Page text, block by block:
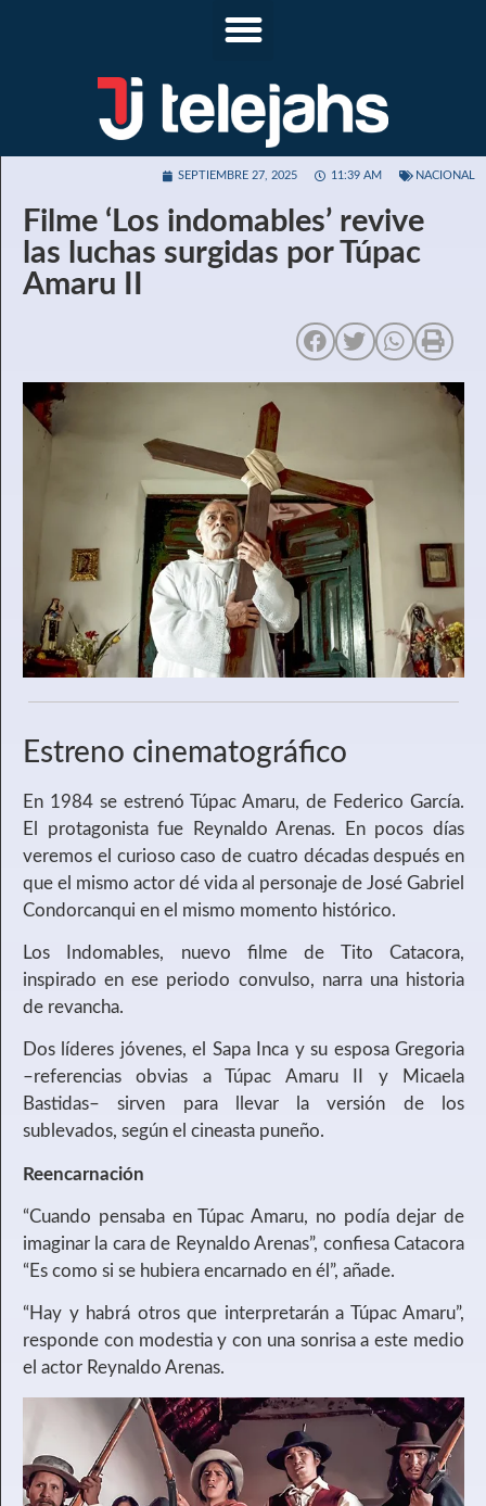
SEPTIEMBRE 27, 2025 11:39 AM NACIONAL
Filme ‘Los indomables’ revive
las luchas surgidas por Túpac
Amaru II
Estreno cinematográfico
En 1984 se estrenó Túpac Amaru, de Federico García.
El protagonista fue Reynaldo Arenas. En pocos días
veremos el curioso caso de cuatro décadas después en
que el mismo actor dé vida al personaje de José Gabriel
Condorcanqui en el mismo momento histórico.
Los Indomables, nuevo filme de Tito Catacora,
inspirado en ese periodo convulso, narra una historia
de revancha.
Dos líderes jóvenes, el Sapa Inca y su esposa Gregoria
–referencias obvias a Túpac Amaru II y Micaela
Bastidas– sirven para llevar la versión de los
sublevados, según el cineasta puneño.
Reencarnación
“Cuando pensaba en Túpac Amaru, no podía dejar de
imaginar la cara de Reynaldo Arenas”, confiesa Catacora
“Es como si se hubiera encarnado en él”, añade.
“Hay y habrá otros que interpretarán a Túpac Amaru”,
responde con modestia y con una sonrisa a este medio
el actor Reynaldo Arenas.